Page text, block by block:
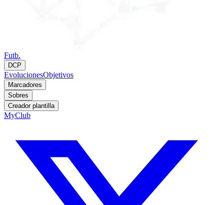
Futb.
DCP
EvolucionesObjetivos
Marcadores
Sobres
Creador plantilla
MyClub